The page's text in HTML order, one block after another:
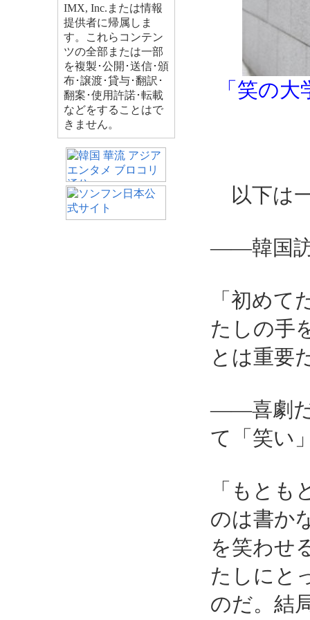
IMX, Inc.または情報
提供者に帰属しま
す。これらコンテン
ツの全部または一部
を複製･公開･送信･頒
布･譲渡･貸与･翻訳･
翻案･使用許諾･転載
などをすることはで
きません。
「笑の
以下は
――韓国訪
「初めて
たしの手
とは重要
――喜劇だ
て「笑い
「もと
のは書か
を笑わせ
たしにと
のだ。結